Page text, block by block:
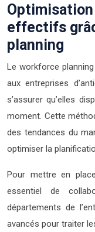
effectifs
planning
Le workforce
aux entreprises
s’assurer qu’elles
moment. Cette
des tendances du
optimiser la
Pour mettre en
essentiel de
départements de
avancés pour traiter